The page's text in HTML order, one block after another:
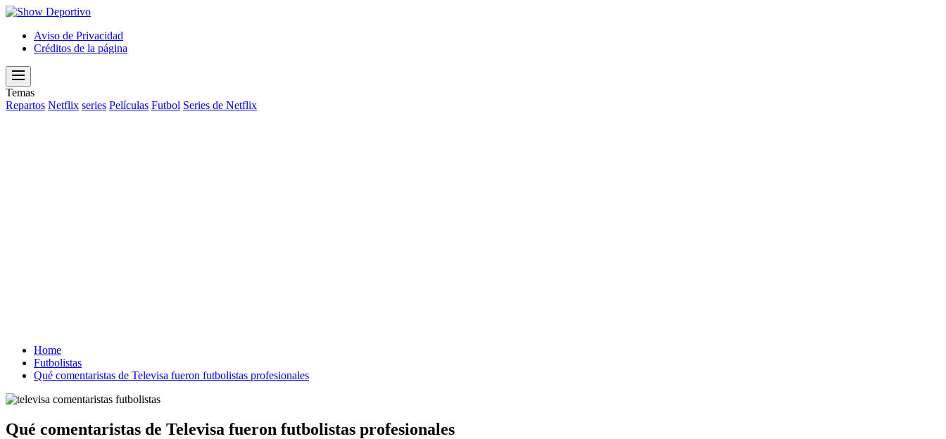
Show
Aviso de Privacidad
Créditos de la página
Menu
Temas
Repartos Netflix series Películas Futbol Series de Netflix
Home
Futbolistas
Qué comentaristas de Televisa fueron futbolistas profesionales
Qué comentaristas de Televisa fueron futbolistas profesionales